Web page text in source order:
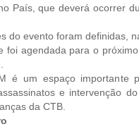
País, que deverá ocorrer
evento foram definidas,
agendada para o próximo
espaço importante
e intervenção
da CTB.